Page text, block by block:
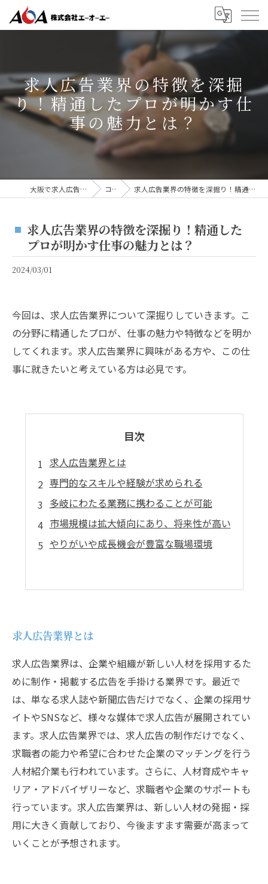
求人広告業界の特徴を深掘
り！精通したプロが明かす仕
事の魅力とは？
大阪で求人広告なら株式会社AOA コラム 求人広告業界の特徴を深掘り！精通したプロが明かす仕事の魅力とは？
求人広告業界の特徴を深掘り！精通した
プロが明かす仕事の魅力とは？
2024/03/01
今回は、求人広告業界について深掘りしていきます。こ
の分野に精通したプロが、仕事の魅力や特徴などを明か
してくれます。求人広告業界に興味がある方や、この仕
事に就きたいと考えている方は必見です。
目次
求人広告業界とは
専門的なスキルや経験が求められる
多岐にわたる業務に携わることが可能
市場規模は拡大傾向にあり、将来性が高い
やりがいや成長機会が豊富な職場環境
求人広告業界とは
求人広告業界は、企業や組織が新しい人材を採用するた
めに制作・掲載する広告を手掛ける業界です。最近で
は、単なる求人誌や新聞広告だけでなく、企業の採用サ
イトやSNSなど、様々な媒体で求人広告が展開されてい
ます。求人広告業界では、求人広告の制作だけでなく、
求職者の能力や希望に合わせた企業のマッチングを行う
人材紹介業も行われています。さらに、人材育成やキャ
リア・アドバイザリーなど、求職者や企業のサポートも
行っています。求人広告業界は、新しい人材の発掘・採
用に大きく貢献しており、今後ますます需要が高まって
いくことが予想されます。